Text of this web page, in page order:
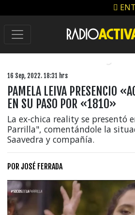
16 Sep, 2022. 18:31 hrs
PAMELA LEIVA PRESENCIO
EN SU PASO POR «1810»
La ex-chica reality se presentó
Parrilla", comentándole la
Saavedra y compañía.
POR JOSÉ FERRADA